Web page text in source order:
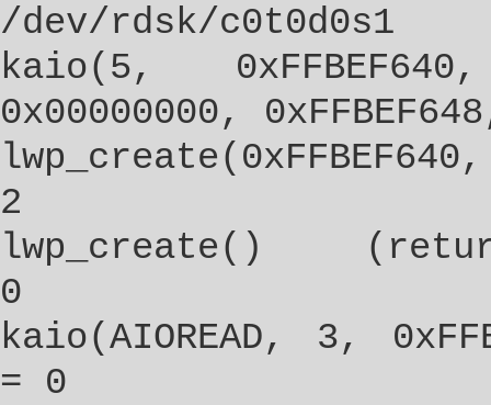
/dev/rdsk/c0t0d0s1
kaio(5,
0x00000000,
2
lwp_create()
0
kaio(AIOREAD, 3,
= 0